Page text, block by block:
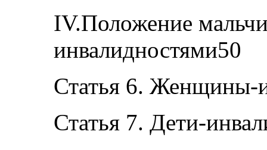
IV.Положение
инвалидностями50
Статья 6. Женщины-
Статья 7. Дети-